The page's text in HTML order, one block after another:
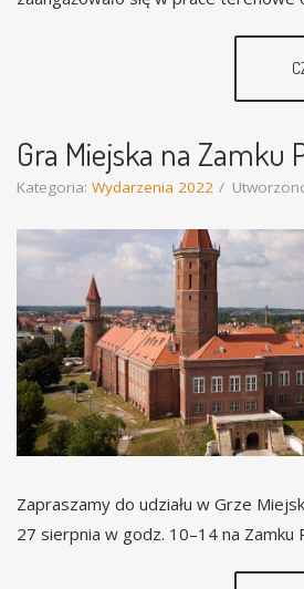
Gra Miejska na Zamku
Kategoria: Wydarzenia 2022
Zapraszamy do udziału w Grze
27 sierpnia w godz. 10–14 na Zamku